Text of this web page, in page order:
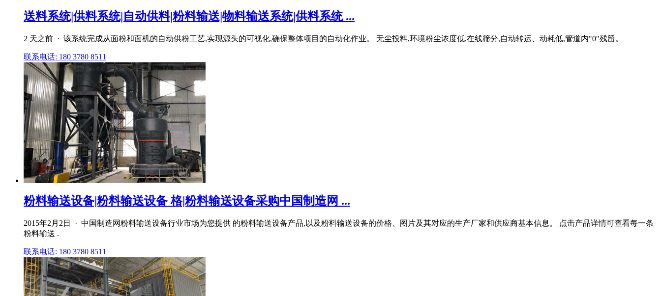
送料系统|供料系统|自动供料|粉料输送|物料输送系统|供料系统 ...
2 天之前 · 该系统完成从面粉和面机的自动供粉工艺,实现源头的可视化,确保整体项目的自动化作业。 无尘投料,环境粉尘浓度低,在线筛分,自动转运、动耗低,管道内"0"残留。
联系电话: 180 3780 8511
粉料输送设备|粉料输送设备 格|粉料输送设备采购中国制造网 ...
2015年2月2日 · 中国制造网粉料输送设备行业市场为您提供 的粉料输送设备产品,以及粉料输送设备的价格、图片及其对应的生产厂家和供应商基本信息。 点击产品详情可查看每一条
粉料输送 .
联系电话: 180 3780 8511